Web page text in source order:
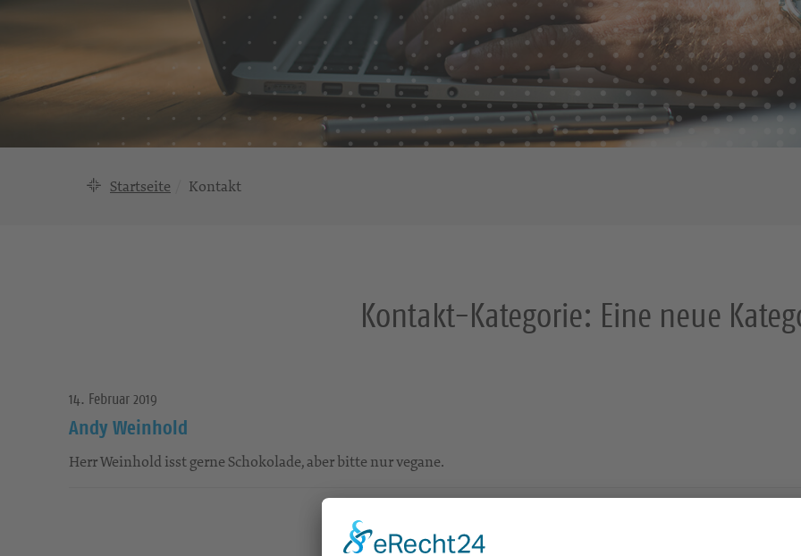
Startseite Kontakt
Kontakt-Kategorie: Eine neue
14. Februar 2019
Andy Weinhold
Herr Weinhold isst gerne Schokolade, aber bitte nur vegane.